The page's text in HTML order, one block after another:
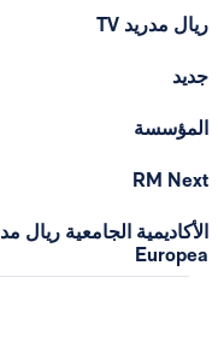
ريال مدريد TV
جديد
المؤسسة
RM Next
Europea